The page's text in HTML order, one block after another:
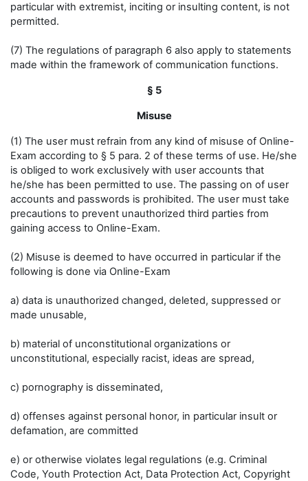
particular with extremist, inciting or insulting content, is not
permitted.
(7) The regulations of paragraph 6 also apply to statements
made within the framework of communication functions.
§ 5
Misuse
(1) The user must refrain from any kind of misuse of Online-
Exam according to § 5 para. 2 of these terms of use. He/she
is obliged to work exclusively with user accounts that
he/she has been permitted to use. The passing on of user
accounts and passwords is prohibited. The user must take
precautions to prevent unauthorized third parties from
gaining access to Online-Exam.
(2) Misuse is deemed to have occurred in particular if the
following is done via Online-Exam
a) data is unauthorized changed, deleted, suppressed or
made unusable,
b) material of unconstitutional organizations or
unconstitutional, especially racist, ideas are spread,
c) pornography is disseminated,
d) offenses against personal honor, in particular insult or
defamation, are committed
e) or otherwise violates legal regulations (e.g. Criminal
Code, Youth Protection Act, Data Protection Act, Copyright